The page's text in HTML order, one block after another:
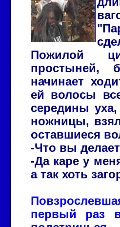
Пожилой
начинает
ей волосы
середины
ножницы,
оставшиеся
-Что вы
-Да каре у
а так хоть
первый раз